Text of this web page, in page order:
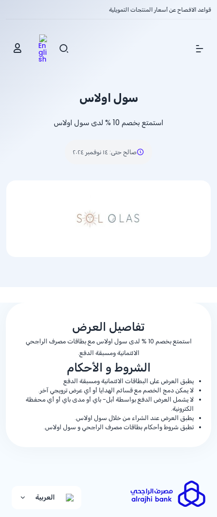
قواعد الافصاح عن أسعار المنتجات التمويلية
Show Menu
سول اولاس
استمتع بخصم % 10 لدى سول اولاس
صالح حتى: ١٤ نوفمبر ٢٠٢٤
تفاصيل العرض
استمتع بخصم % 10 لدى سول اولاس مع بطاقات مصرف الراجحي
الائتمانية ومسبقة الدفع.
الشروط و الأحكام
يطبق العرض على البطاقات الائتمانية ومسبقة الدفع
لا يمكن دمج الخصم مع قسائم الهدايا أو أي عرض ترويجي آخر.
لا يشمل العرض الدفع بواسطة أبل- باي أو مدى باي أو أي محفظة
الكترونية.
يطبق العرض عند الشراء من خلال سول اولاس.
تطبق شروط وأحكام بطاقات مصرف الراجحي و سول اولاس.
العربية